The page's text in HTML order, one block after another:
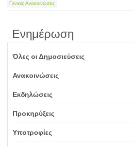
Γενικές Ανακοινώσεις
Ενημέρωση
Όλες οι Δημοσιεύσεις
Ανακοινώσεις
Εκδηλώσεις
Προκηρύξεις
Υποτροφίες